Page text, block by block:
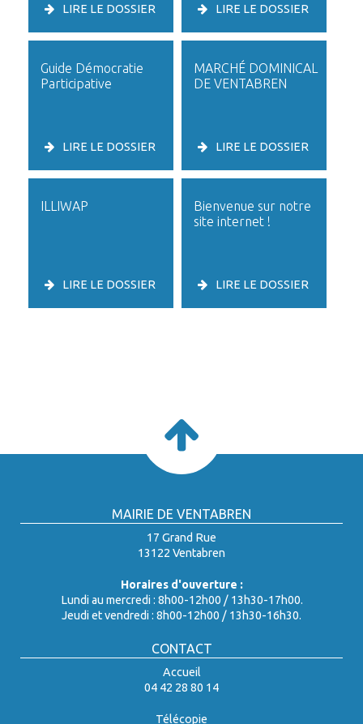
LIRE LE DOSSIER LIRE LE DOSSIER
Guide Démocratie
Participative
LIRE LE DOSSIER
MARCHÉ DOMINICAL
DE VENTABREN
LIRE LE DOSSIER
ILLIWAP
LIRE LE DOSSIER
Bienvenue sur notre
site internet !
LIRE LE DOSSIER
MAIRIE DE VENTABREN
17 Grand Rue
13122 Ventabren
Horaires d'ouverture :
Lundi au mercredi : 8h00-12h00 / 13h30-17h00.
Jeudi et vendredi : 8h00-12h00 / 13h30-16h30.
CONTACT
Accueil
04 42 28 80 14
Télécopie